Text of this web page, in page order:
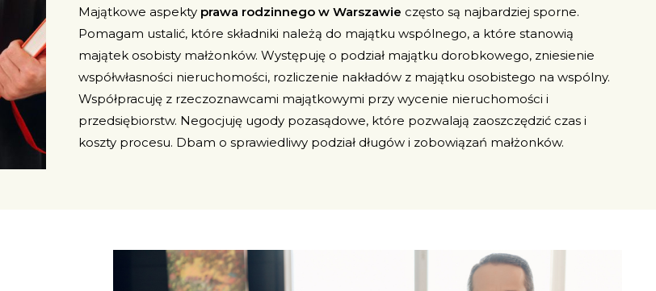
Majątkowe aspekty prawa rodzinnego w Warszawie często są najbardziej sporne.
Pomagam ustalić, które składniki należą do majątku wspólnego, a które stanowią
majątek osobisty małżonków. Występuję o podział majątku dorobkowego, zniesienie
współwłasności nieruchomości, rozliczenie nakładów z majątku osobistego na wspólny.
Współpracuję z rzeczoznawcami majątkowymi przy wycenie nieruchomości i
przedsiębiorstw. Negocjuję ugody pozasądowe, które pozwalają zaoszczędzić czas i
koszty procesu. Dbam o sprawiedliwy podział długów i zobowiązań małżonków.